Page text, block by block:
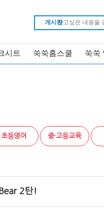
게시판
시트 쑥쑥홈스쿨 쑥쑥
초등영어 중·고등교육
2탄!